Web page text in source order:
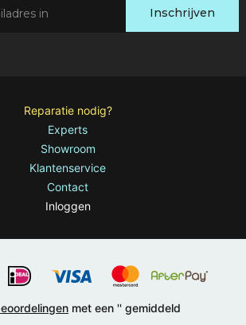
Inschrijven
Reparatie nodig?
Experts
Showroom
Klantenservice
Contact
Inloggen
met een '' gemiddeld